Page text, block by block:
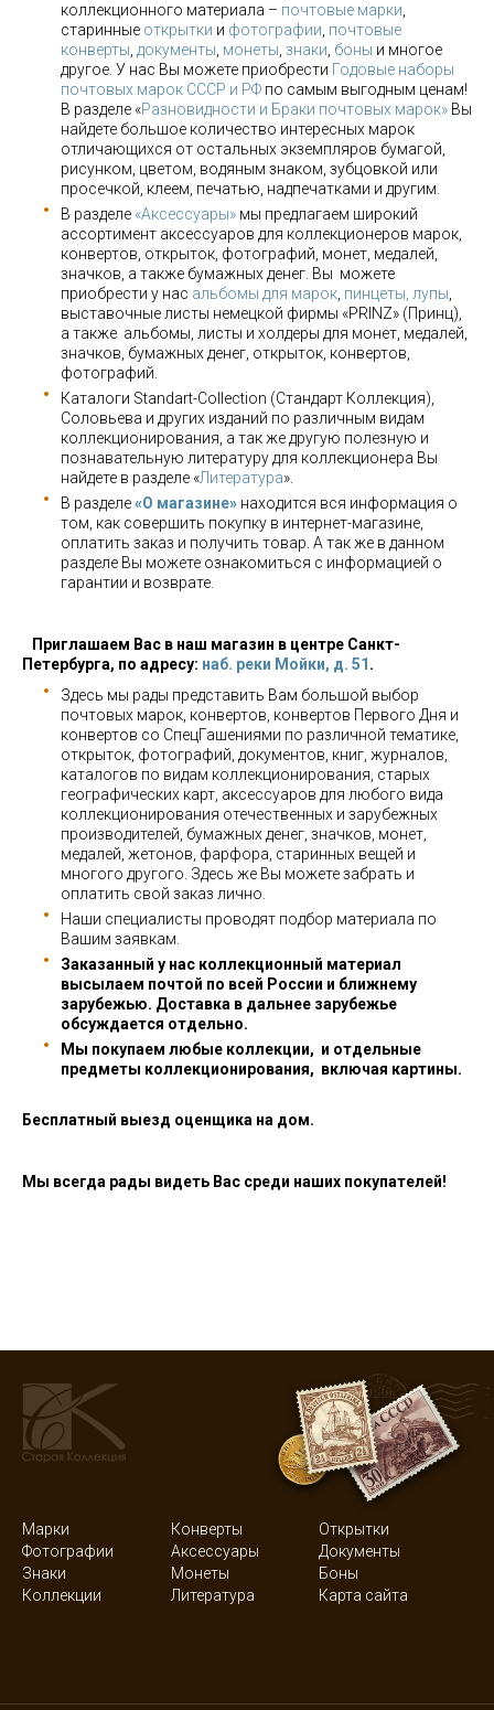
коллекционного материала – почтовые марки
старинные открытки и фотографии почтовые
конверты документы монеты знаки боны и многое
другое. У нас Вы можете приобрести Годовые наборы
почтовых марок СССР и РФ по самым выгодным ценам!
В разделе «Разновидности и Браки почтовых марок» Вы
найдете большое количество интересных марок
отличающихся от остальных экземпляров бумагой,
рисунком, цветом, водяным знаком, зубцовкой или
просечкой, клеем, печатью, надпечатками и другим.
В разделе «Аксессуары» мы предлагаем широкий
ассортимент аксессуаров для коллекционеров марок,
конвертов, открыток, фотографий, монет, медалей,
значков, а также бумажных денег. Вы можете
приобрести у нас альбомы для марок пинцеты, лупы
выставочные листы немецкой фирмы «PRINZ» (Принц),
а также альбомы, листы и холдеры для монет, медалей,
значков, бумажных денег, открыток, конвертов,
фотографий.
Каталоги Standart-Collection (Стандарт Коллекция),
Соловьева и других изданий по различным видам
коллекционирования, а так же другую полезную и
познавательную литературу для коллекционера Вы
найдете в разделе «Литература».
В разделе«О магазине» находится вся информация о
том, как совершить покупку в интернет-магазине,
оплатить заказ и получить товар. А так же в данном
разделе Вы можете ознакомиться с информацией о
гарантии и возврате.
Приглашаем Вас в наш магазин в центре Санкт-
Петербурга, по адресу: наб. реки Мойки, д. 51 .
Здесь мы рады представить Вам большой выбор
почтовых марок, конвертов, конвертов Первого Дня и
конвертов со СпецГашениями по различной тематике,
открыток, фотографий, документов, книг, журналов,
каталогов по видам коллекционирования, старых
географических карт, аксессуаров для любого вида
коллекционирования отечественных и зарубежных
производителей, бумажных денег, значков, монет,
медалей, жетонов, фарфора, старинных вещей и
многого другого. Здесь же Вы можете забрать и
оплатить свой заказ лично.
Наши специалисты проводят подбор материала по
Вашим заявкам.
Заказанный у нас коллекционный материал
высылаем почтой по всей России и ближнему
зарубежью. Доставка в дальнее зарубежье
обсуждается отдельно.
Мы покупаем любые коллекции, и отдельные
предметы коллекционирования, включая картины.
Бесплатный выезд оценщика на дом.
Мы всегда рады видеть Вас среди наших покупателей!
Марки Конверты
Открытки
Фотографии
Аксессуары
Документы
Знаки
Монеты
Боны
Коллекции
Литература Карта сайта